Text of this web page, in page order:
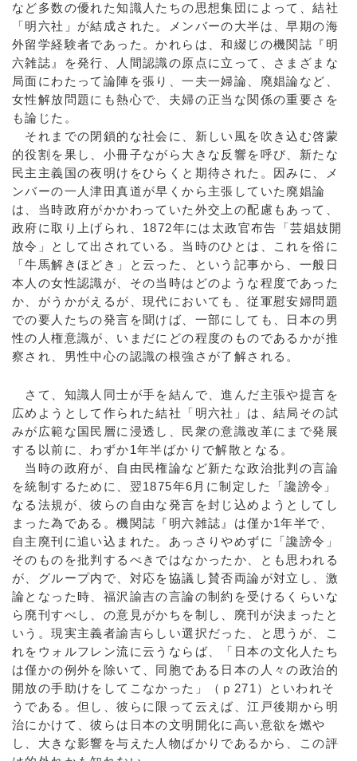
など多数の優れた知識人たちの思想集団によって、結社
「明六社」が結成された。メンバーの大半は、早期の海
外留学経験者であった。かれらは、和綴じの機関誌『明
六雑誌』を発行、人間認識の原点に立って、さまざまな
局面にわたって論陣を張り、一夫一婦論、廃娼論など、
女性解放問題にも熱心で、夫婦の正当な関係の重要さを
も論じた。
それまでの閉鎖的な社会に、新しい風を吹き込む啓蒙
的役割を果し、小冊子ながら大きな反響を呼び、新たな
民主主義国の夜明けをひらくと期待された。因みに、メ
ンバーの一人津田真道が早くから主張していた廃娼論
は、当時政府がかかわっていた外交上の配慮もあって、
政府に取り上げられ、1872年には太政官布告「芸娼妓開
放令」として出されている。当時のひとは、これを俗に
「牛馬解きほどき」と云った、という記事から、一般日
本人の女性認識が、その当時はどのような程度であった
か、がうかがえるが、現代においても、従軍慰安婦問題
での要人たちの発言を聞けば、一部にしても、日本の男
性の人権意識が、いまだにどの程度のものであるかが推
察され、男性中心の認識の根強さが了解される。
さて、知識人同士が手を結んで、進んだ主張や提言を
広めようとして作られた結社「明六社」は、結局その試
みが広範な国民層に浸透し、民衆の意識改革にまで発展
する以前に、わずか1年半ばかりで解散となる。
当時の政府が、自由民権論など新たな政治批判の言論
を統制するために、翌1875年6月に制定した「讒謗令」
なる法規が、彼らの自由な発言を封じ込めようとしてし
まった為である。機関誌『明六雑誌』は僅か1年半で、
自主廃刊に追い込まれた。あっさりやめずに「讒謗令」
そのものを批判するべきではなかったか、とも思われる
が、グループ内で、対応を協議し賛否両論が対立し、激
論となった時、福沢諭吉の言論の制約を受けるくらいな
ら廃刊すべし、の意見がかちを制し、廃刊が決まったと
いう。現実主義者諭吉らしい選択だった、と思うが、こ
れをウォルフレン流に云うならば、「日本の文化人たち
は僅かの例外を除いて、同胞である日本の人々の政治的
開放の手助けをしてこなかった」（ｐ271）といわれそ
うである。但し、彼らに限って云えば、江戸後期から明
治にかけて、彼らは日本の文明開化に高い意欲を燃や
し、大きな影響を与えた人物ばかりであるから、この評